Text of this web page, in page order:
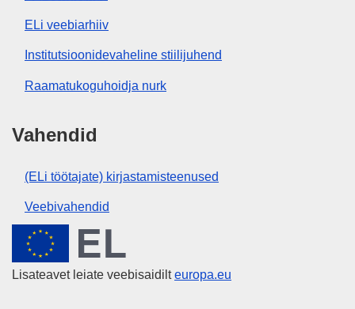
ELi veebiarhiiv
Institutsioonidevaheline stiilijuhend
Raamatukoguhoidja nurk
Vahendid
(ELi töötajate) kirjastamisteenused
Veebivahendid
Euroopa Liit
Lisateavet leiate veebisaidilteuropa.eu